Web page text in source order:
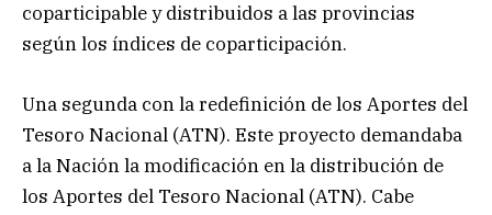
coparticipable y distribuidos a las provincias
según los índices de coparticipación.
Una segunda con la redefinición de los Aportes del
Tesoro Nacional (ATN). Este proyecto demandaba
a la Nación la modificación en la distribución de
los Aportes del Tesoro Nacional (ATN). Cabe